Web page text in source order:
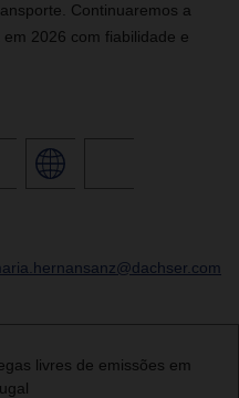
Continuaremos a
2026 com fiabilidade e
livres de emissões em